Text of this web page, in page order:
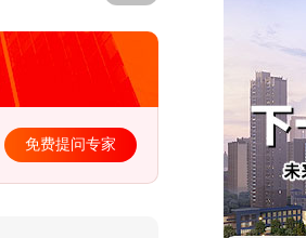
免费提问专家